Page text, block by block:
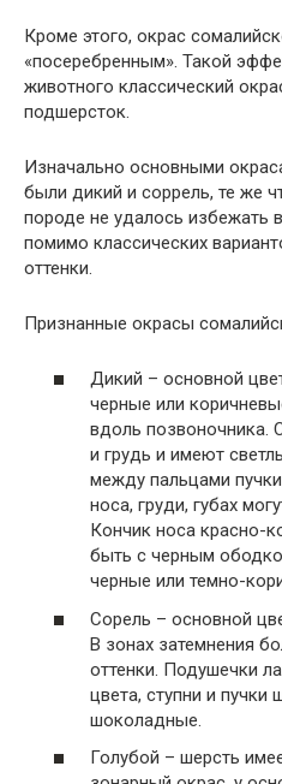
Кроме этого, окрас
«посеребренным». Такой
животного классический
подшерсток.
Изначально основными
были дикий и соррель, те же
породе не удалось избежать
помимо классических
оттенки.
Признанные окрасы
Дикий – основной
черные или
вдоль позвоночника.
и грудь и имеют
между пальцами
носа, груди, губах
Кончик носа красно-
быть с черным
черные или темно-
Сорель – основной
В зонах затемнения
оттенки. Подушечки
цвета, ступни и
шоколадные.
Голубой – шерсть